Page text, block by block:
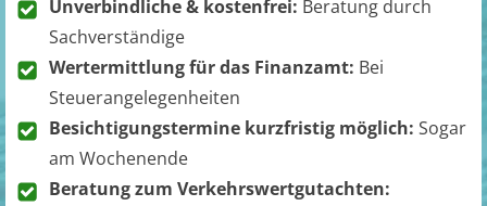
Unverbindliche & kostenfrei: Beratung durch
Sachverständige
Wertermittlung für das Finanzamt: Bei
Steuerangelegenheiten
Besichtigungstermine kurzfristig möglich: Sogar
am Wochenende
Beratung zum Verkehrswertgutachten: